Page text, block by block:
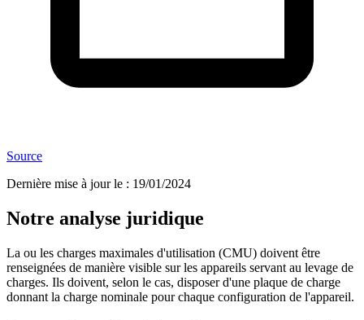
Source
Dernière mise à jour le : 19/01/2024
Notre analyse juridique
La ou les charges maximales d'utilisation (CMU) doivent être
renseignées de manière visible sur les appareils servant au levage de
charges. Ils doivent, selon le cas, disposer d'une plaque de charge
donnant la charge nominale pour chaque configuration de l'appareil.